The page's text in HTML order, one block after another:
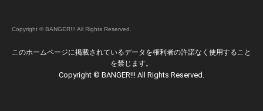
Copyright © BANGER!!! All Rights Reserved.
このホームページに掲載されているデータを権利者の許諾なく使用すること
を禁じます。
Copyright © BANGER!!! All Rights Reserved.